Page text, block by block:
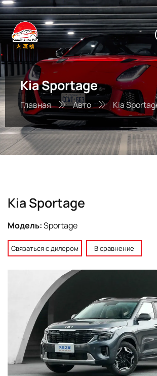
Kia Sportage
Главная Авто Kia
Kia Sportage
Модель:Sportage
Связаться с дилером В сравнение